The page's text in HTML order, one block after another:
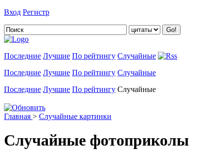
Вход Регистр
Последние Лучшие По рейтингу Случайные
Последние Лучшие По рейтингу Случайные
Последние Лучшие По рейтингу Случайные
Главная > Случайные картинки
Случайные фотоприколы